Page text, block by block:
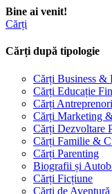
Bine ai venit!
Cărți
Cărți după tipologie
Cărți Business &
Cărți Educație
Cărți
Cărți Marketing
Cărți Dezvoltare
Cărți Familie &
Cărți Parenting
Biografii și
Cărți Ficțiune
Cărți de